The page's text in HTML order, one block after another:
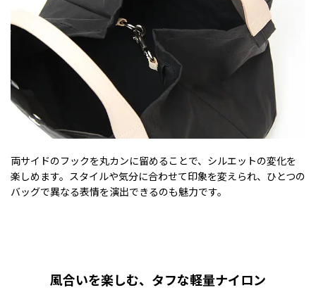
両サイドのフックを丸カンに留めることで、シルエットの変化を
楽しめます。スタイルや気分に合わせて印象を変えられ、ひとつの
バッグで異なる表情を演出できるのも魅力です。
風合いを楽しむ、タフな軽量ナイロン